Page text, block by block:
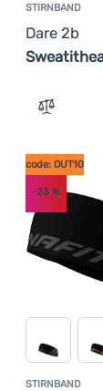
STIRNBAND
Dare 2b
Zum
STIRNBAND
code: OUT10
-23 %